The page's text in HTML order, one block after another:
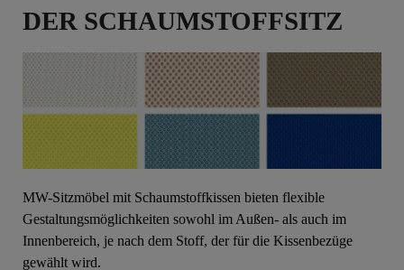
DER SCHAUMSTOFFSITZ
MW-Sitzmöbel mit Schaumstoffkissen bieten flexible
Gestaltungsmöglichkeiten sowohl im Außen- als auch im
Innenbereich, je nach dem Stoff, der für die Kissenbezüge
gewählt wird.